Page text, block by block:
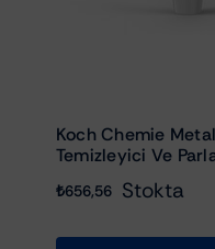
Koch Chemie
Temizleyici Ve
₺656,56 Stokta